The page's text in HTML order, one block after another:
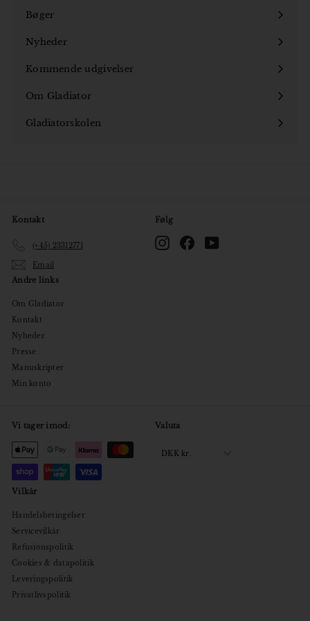
Bøger
Åbn
Nyheder
Kommende udgivelser
Om Gladiator
Åbn
Gladiatorskolen
Åbn
Kontakt
(+45) 23312771
Email
Følg
InstagramFacebook
Andre links
Om Gladiator
Kontakt
Nyheder
Presse
Manuskripter
Min konto
Vi tager imod: Valuta
DKK kr.
Vilkår
Handelsbetingelser
Servicevilkår
Refusionspolitik
Cookies & datapolitik
Leveringspolitik
Privatlivspolitik